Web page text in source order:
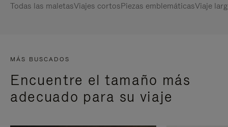
Todas las maletasViajes cortosPiezas emblemáticasViaje
MÁS BUSCADOS
Encuentre el tamaño más
adecuado para su viaje